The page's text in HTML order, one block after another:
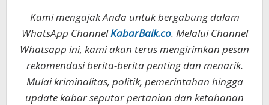
Kami mengajak Anda untuk bergabung dalam
WhatsApp ChannelKabarBaik.co. Melalui Channel
Whatsapp ini, kami akan terus mengirimkan pesan
rekomendasi berita-berita penting dan menarik.
Mulai kriminalitas, politik, pemerintahan hingga
update kabar seputar pertanian dan ketahanan